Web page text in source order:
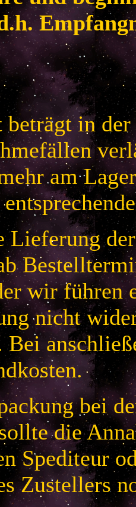
in der
am
Lieferung
wir führen
nicht
Bei
bei
die
Spediteur
Zustellers